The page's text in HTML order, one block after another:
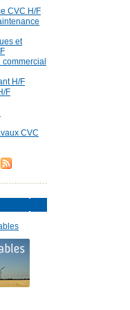
CVC H/F
et
H/F
F
CVC